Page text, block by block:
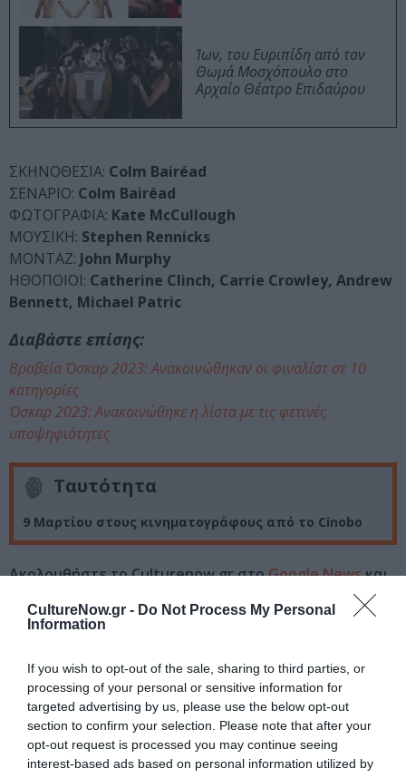
CultureNow.gr - Do Not Process My Personal
Information
If you wish to opt-out of the sale, sharing to third parties, or
processing of your personal or sensitive information for
targeted advertising by us, please use the below opt-out
section to confirm your selection. Please note that after your
opt-out request is processed you may continue seeing
interest-based ads based on personal information utilized by
Ίων, του Ευριπίδη από τον
Θωμά Μοσχόπουλο στο
Αρχαίο Θέατρο Επιδαύρου
ΣΚΗΝΟΘΕΣΙΑ: Colm Bairéad
ΣΕΝΑΡΙΟ: Colm Bairéad
ΦΩΤΟΓΡΑΦΙΑ: Kate McCullough
ΜΟΥΣΙΚΗ: Stephen Rennicks
ΜΟΝΤΑΖ: John Murphy
ΗΘΟΠΟΙΟΙ: Catherine Clinch, Carrie Crowley, Andrew
Bennett, Michael Patric
Διαβάστε επίσης:
Βραβεία Όσκαρ 2023: Ανακοινώθηκαν οι φιναλίστ σε 10
κατηγορίες
Όσκαρ 2023: Ανακοινώθηκε η λίστα με τις φετινές
υποψηφιότητες
Ταυτότητα
9 Μαρτίου στους κινηματογράφους από το Cinobo
Ακολουθήστε το Culturenow.gr στοGoogle Newsκαι
Δείτε όλα τα
Νέοι Διαγωνισμοί❯
Tags